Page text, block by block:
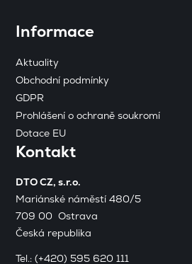
Informace
Aktuality
Obchodní podmínky
GDPR
Prohlášení o ochraně soukromí
Dotace EU
Kontakt
DTO CZ, s.r.o.
Mariánské náměstí 480/5
709 00 Ostrava
Česká republika
Tel.:(+420) 595 620 111